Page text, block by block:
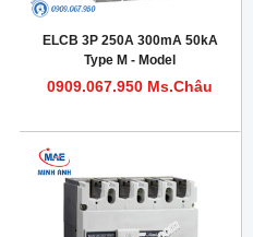
ELCB 3P 250A 300mA 50kA
Type M - Model
HDM1LE400M2503T
0909.067.950 Ms.Châu